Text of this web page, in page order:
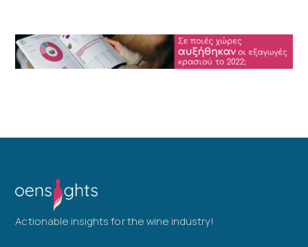
Actionable insights for the wine industry!